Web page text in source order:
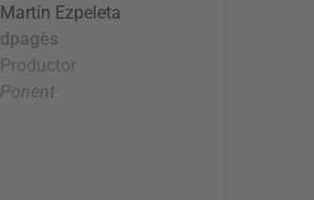
Martín Ezpeleta
dpagès
Productor
Ponent